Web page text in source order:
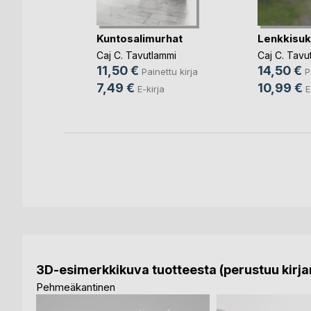
Kuntosalimurhat
Caj C. Tavutlammi
11,50 € Painettu kirja
7,49 € E-kirja
Caj C.
14,50 €
10,99 €
3D-esimerkkikuva tuotteesta (perustuu
Pehmeäkantinen